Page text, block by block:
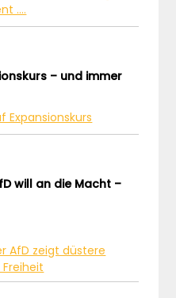
….
– und immer
will an die Macht –
AfD zeigt düstere